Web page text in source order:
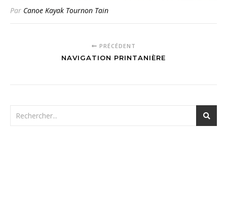
Par Canoe Kayak Tournon Tain
PRÉCÉDENT
NAVIGATION PRINTANIÈRE